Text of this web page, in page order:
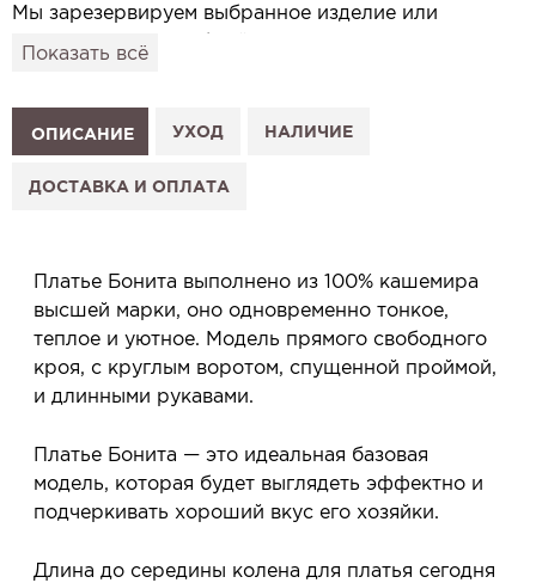
Мы зарезервируем выбранное изделие или
привезём его в удобный для вас салон и
1. Выберите изделие на сайте.
2. Нажмите «Заказать примерку» и выберите салон.
3. Заполните форму и отправьте заявку.
Услуга бесплатная и ни к чему не обязывает: Вы
примеряете в салоне и уже на месте решаете,
покупать или нет.
Планируйте визит в удобное для Вас время -
резерв действует 5 дней.
Показать всё
ОПИСАНИЕ УХОД НАЛИЧИЕ
ДОСТАВКА И ОПЛАТА
Платье Бонита выполнено из 100% кашемира
высшей марки, оно одновременно тонкое,
теплое и уютное. Модель прямого свободного
кроя, с круглым воротом, спущенной проймой,
и длинными рукавами.
Платье Бонита — это идеальная базовая
модель, которая будет выглядеть эффектно и
подчеркивать хороший вкус его хозяйки.
Длина до середины колена для платья сегодня